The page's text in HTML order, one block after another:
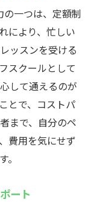
の一つは、定額制
により、忙しい
ッスンを受ける
スクールとして
して通えるのが
とで、コストパ
まで、自分のペ
費用を気にせず
ート